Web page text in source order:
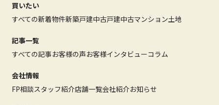
買いたい
すべての新着物件新築戸建中古戸建中古マンション土地
記事一覧
すべての記事お客様の声お客様インタビューコラム
会社情報
FP相談スタッフ紹介店舗一覧会社紹介お知らせ